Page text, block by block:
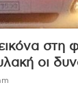
στη
οι